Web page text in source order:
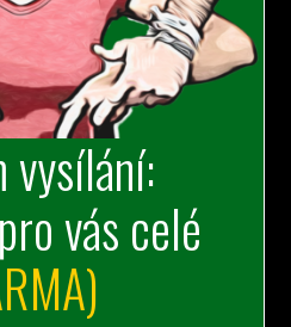
vysílání:
vás celé